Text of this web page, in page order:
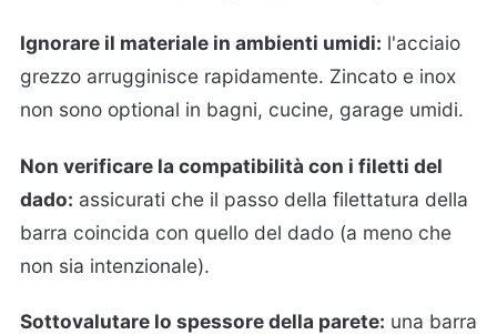
Ignorare il materiale in ambienti umidi: l'acciaio
grezzo arrugginisce rapidamente. Zincato e inox
non sono optional in bagni, cucine, garage umidi.
Non verificare la compatibilità con i filetti del
dado: assicurati che il passo della filettatura della
barra coincida con quello del dado (a meno che
non sia intenzionale).
Sottovalutare lo spessore della parete: una barra